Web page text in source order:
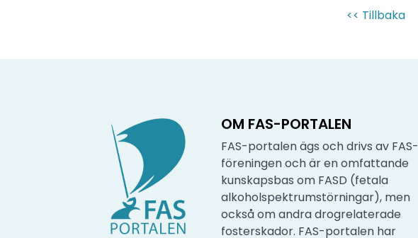
<< Tillbaka
OM FAS-PORTALEN
FAS-portalen ägs och drivs av FAS-
föreningen och är en omfattande
kunskapsbas om FASD (fetala
alkoholspektrumstörningar), men
också om andra drogrelaterade
fosterskador. FAS-portalen har